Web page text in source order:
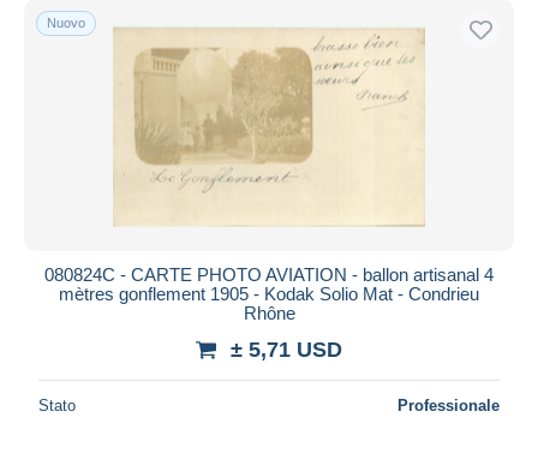
Nuovo
080824C - CARTE PHOTO AVIATION - ballon artisanal 4
mètres gonflement 1905 - Kodak Solio Mat - Condrieu
Rhône
± 5,71 USD
Stato Professionale